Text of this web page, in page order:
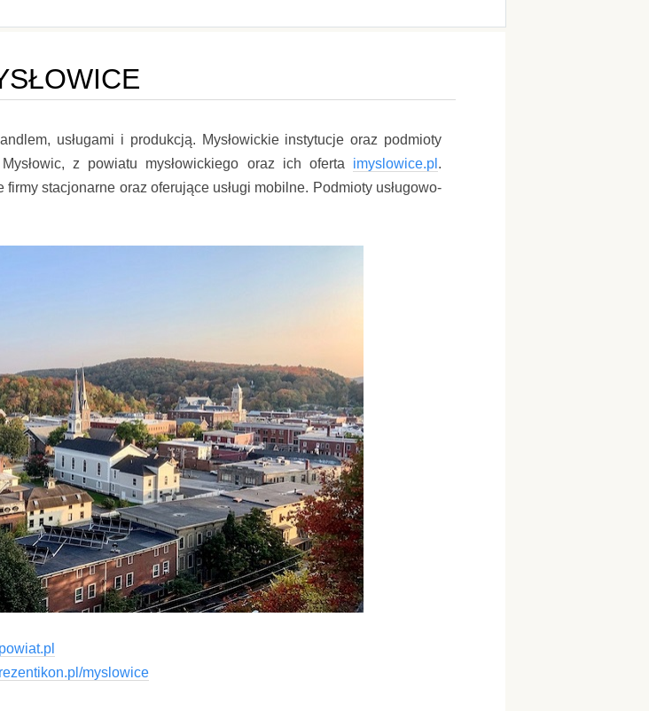
usługami i produkcją. Mysłowickie instytucje oraz podmioty
z powiatu mysłowickiego oraz ich oferta imyslowice.pl .
stacjonarne oraz oferujące usługi mobilne. Podmioty usługowo-
myslowice